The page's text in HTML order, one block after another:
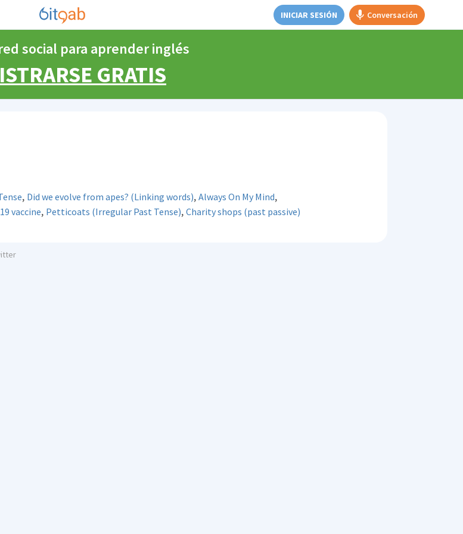
INICIAR SESIÓN Conversación
social para aprender inglés
GRATIS
, Did we evolve from apes? (Linking words), Always On My Mind,
vaccine, Petticoats (Irregular Past Tense), Charity shops (past passive)